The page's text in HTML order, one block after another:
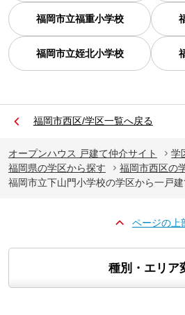
福岡市立福重小学校
福岡市立姪北小学校
福岡市西区/学区一覧へ戻る
オープンハウス 戸建て仲介サイト
学
福岡県の学区から探す
福岡市西区の
福岡市立下山門小学校の学区から一戸
ページの上
種別・エリア